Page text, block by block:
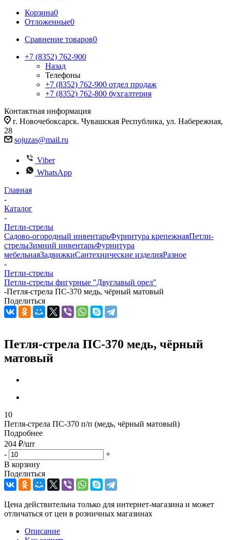
Корзина0
Отложенные0
Сравнение товаров0
+7 (8352) 762-900
Назад
Телефоны
+7 (8352) 762-900 отдел продаж
+7 (8352) 762-800 бухгалтерия
Контактная информация
г. Новочебоксарск. Чувашская Республика, ул. Набережная,
28
sojuzas@mail.ru
Viber
WhatsApp
Главная
-
Каталог
-
Петли-стрелы
Садово-огородный инвентарьФурнитура крепежнаяПетли-
стрелыЗимний инвентарьФурнитура
мебельнаяЗадвижкиСантехнические изделияРазное
-
Петли-стрелы
Петли-стрелы фигурные "Двуглавый орел"
-Петля-стрела ПС-370 медь, чёрный матовый
Поделиться
Петля-стрела ПС-370 медь, чёрный
матовый
10
Петля-стрела ПС-370 п/п (медь, чёрный матовый)
Подробнее
204 ₽/шт
-
+
В корзину
Поделиться
Цена действительна только для интернет-магазина и может
отличаться от цен в розничных магазинах
Описание